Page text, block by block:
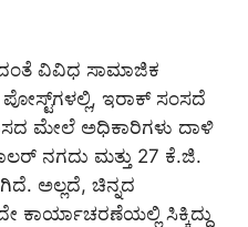
ವಿವಿಧ ಸಾಮಾಜಿಕ
ಪೋಸ್ಟ್‌ಗಳಲ್ಲಿ, ಇರಾಕ್ ಸಂಸದೆ
ಮೇಲೆ ಅಧಿಕಾರಿಗಳು ದಾಳಿ
ನಗದು ಮತ್ತು 27 ಕೆ.ಜಿ.
ಅಲ್ಲದೆ, ಚಿನ್ನದ
ಸಿಕ್ಕಿದ್ದು